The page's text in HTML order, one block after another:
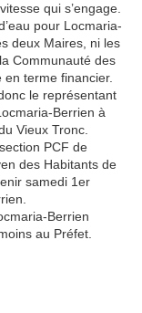
qui s’engage.
pour Locmaria-
deux Maires, ni les
Communauté des
terme financier.
le représentant
Berrien à
Vieux Tronc.
PCF de
des Habitants de
samedi 1er
Berrien
au Préfet.